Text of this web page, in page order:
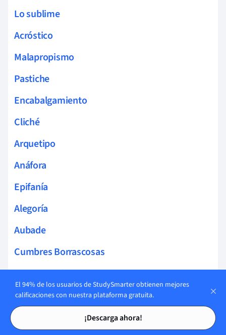
Tarjetas de estudio
Tarjetas de estudio
Lo sublime
Acróstico
Malapropismo
Pastiche
Encabalgamiento
Cliché
Arquetipo
Anáfora
Epifanía
Alegoría
Aubade
Cumbres Borrascosas
Jeanette Winterson
Iris Murdoch
El 94% de los usuarios de StudySmarter obtienen mejores
calificaciones con nuestra plataforma gratuita.
¡Descarga ahora!